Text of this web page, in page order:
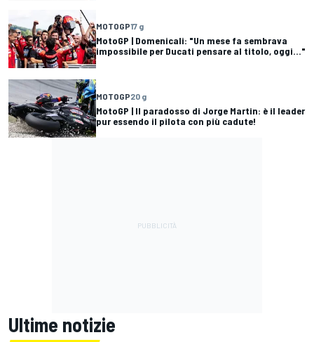
MOTOGP17 g
MotoGP | Domenicali: "Un mese fa sembrava
impossibile per Ducati pensare al titolo, oggi..."
MOTOGP20 g
MotoGP | Il paradosso di Jorge Martin: è il leader
pur essendo il pilota con più cadute!
Ultime notizie